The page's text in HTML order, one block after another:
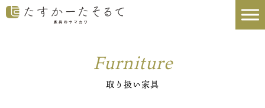
Furniture
取り扱い家具